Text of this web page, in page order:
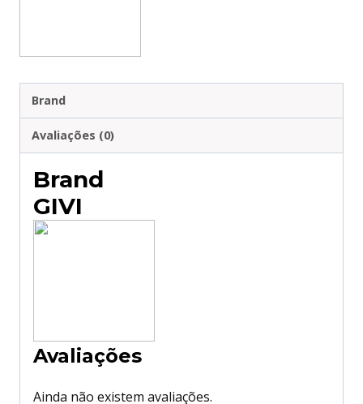
Brand
Avaliações (0)
Brand
GIVI
Avaliações
Ainda não existem avaliações.